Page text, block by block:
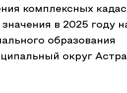
комплексных
в 2025 году
образования
округ